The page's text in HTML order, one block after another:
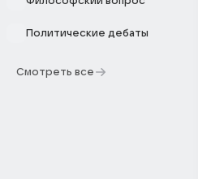
Политические дебаты
Смотреть все